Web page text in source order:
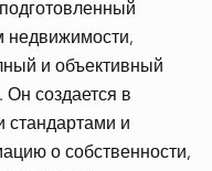
и объективный
создается в
стандартами и
о собственности,